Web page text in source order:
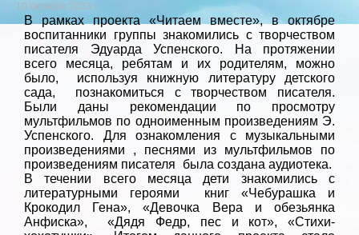
10 октября 2023 г.
В рамках проекта «Читаем вместе», в октябре
воспитанники группы знакомились с творчеством
писателя Эдуарда Успенского. На протяжении
всего месяца, ребятам и их родителям, можно
было, используя книжную литературу детского
сада, познакомиться с творчеством писателя.
Были даны рекомендации по просмотру
мультфильмов по одноименным произведениям Э.
Успенского. Для ознакомления с музыкальными
произведениями , песнями из мультфильмов по
произведениям писателя была создана аудиотека.
В течении всего месяца дети знакомились с
литературными героями книг «Чебурашка и
Крокодил Гена», «Девочка Вера и обезьянка
Анфиска», «Дядя Федр, пес и кот», «Стихи-